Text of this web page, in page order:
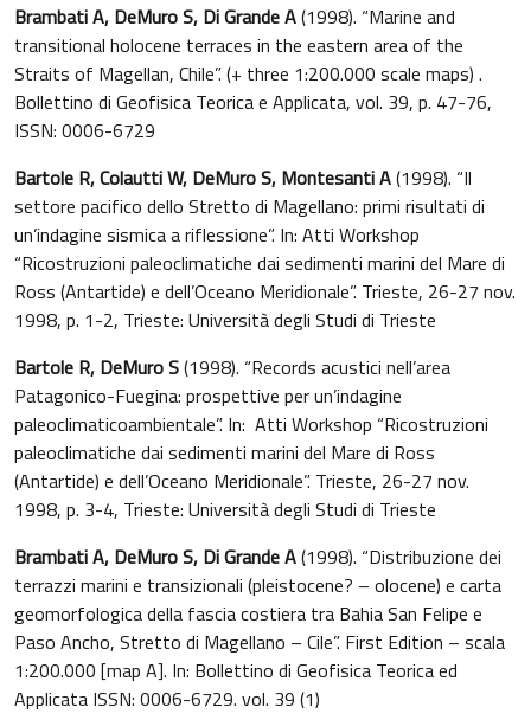
Brambati A, DeMuro S, Di Grande A(1998). “Marine and
transitional holocene terraces in the eastern area of the
Straits of Magellan, Chile”. (+ three 1:200.000 scale maps) .
Bollettino di Geofisica Teorica e Applicata, vol. 39, p. 47-76,
ISSN: 0006-6729
Bartole R, Colautti W, DeMuro S, Montesanti A(1998). “Il
settore pacifico dello Stretto di Magellano: primi risultati di
un’indagine sismica a riflessione”. In: Atti Workshop
“Ricostruzioni paleoclimatiche dai sedimenti marini del Mare di
Ross (Antartide) e dell’Oceano Meridionale”. Trieste, 26-27 nov.
1998, p. 1-2, Trieste: Università degli Studi di Trieste
Bartole R, DeMuro S(1998). “Records acustici nell’area
Patagonico-Fuegina: prospettive per un’indagine
paleoclimaticoambientale”. In: Atti Workshop “Ricostruzioni
paleoclimatiche dai sedimenti marini del Mare di Ross
(Antartide) e dell’Oceano Meridionale”. Trieste, 26-27 nov.
1998, p. 3-4, Trieste: Università degli Studi di Trieste
Brambati A, DeMuro S, Di Grande A(1998). “Distribuzione dei
terrazzi marini e transizionali (pleistocene? – olocene) e carta
geomorfologica della fascia costiera tra Bahia San Felipe e
Paso Ancho, Stretto di Magellano – Cile”. First Edition – scala
1:200.000 [map A]. In: Bollettino di Geofisica Teorica ed
Applicata ISSN: 0006-6729. vol. 39 (1)